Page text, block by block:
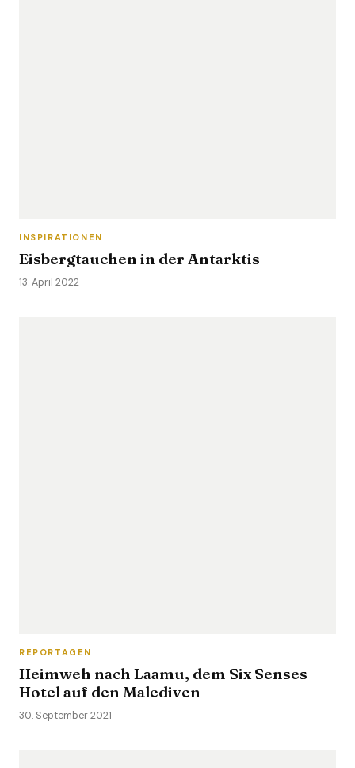
INSPIRATIONEN
Eisbergtauchen in der Antarktis
13. April 2022
REPORTAGEN
Heimweh nach Laamu, dem Six Senses
Hotel auf den Malediven
30. September 2021